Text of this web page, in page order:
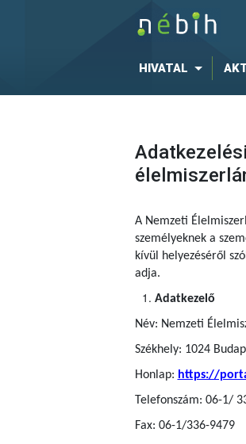
HIVATAL
A Nemzeti
személyeknek a
kívül helyezéséről
adja.
Adatkezelő
Név: Nemzeti
Székhely: 1024
Honlap: https://
Telefonszám: 06-1/
Fax: 06-1/336-9479